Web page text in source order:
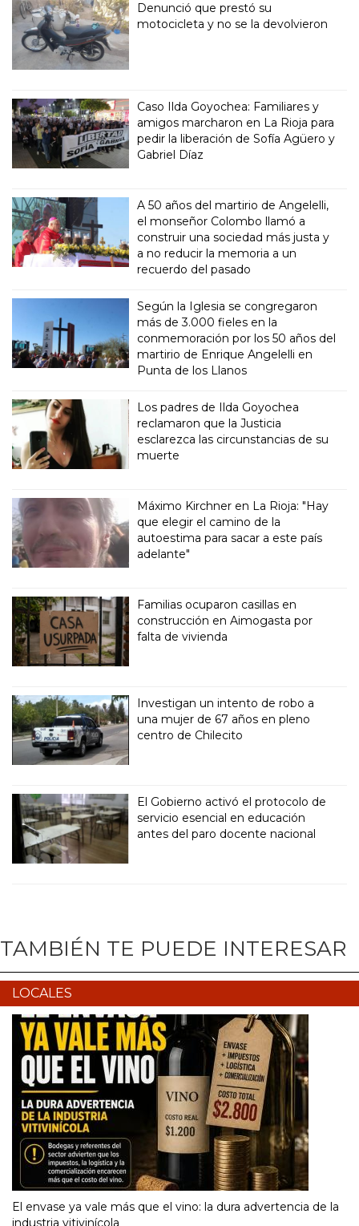
Denunció que prestó su
motocicleta y no se la devolvieron
Caso Ilda Goyochea: Familiares y
amigos marcharon en La Rioja para
pedir la liberación de Sofía Agüero y
Gabriel Díaz
A 50 años del martirio de Angelelli,
el monseñor Colombo llamó a
construir una sociedad más justa y
a no reducir la memoria a un
recuerdo del pasado
Según la Iglesia se congregaron
más de 3.000 fieles en la
conmemoración por los 50 años del
martirio de Enrique Angelelli en
Punta de los Llanos
Los padres de Ilda Goyochea
reclamaron que la Justicia
esclarezca las circunstancias de su
muerte
Máximo Kirchner en La Rioja: "Hay
que elegir el camino de la
autoestima para sacar a este país
adelante"
Familias ocuparon casillas en
construcción en Aimogasta por
falta de vivienda
Investigan un intento de robo a
una mujer de 67 años en pleno
centro de Chilecito
El Gobierno activó el protocolo de
servicio esencial en educación
antes del paro docente nacional
TAMBIÉN TE PUEDE INTERESAR
LOCALES
El envase ya vale más que el vino: la dura advertencia de la
industria vitivinícola